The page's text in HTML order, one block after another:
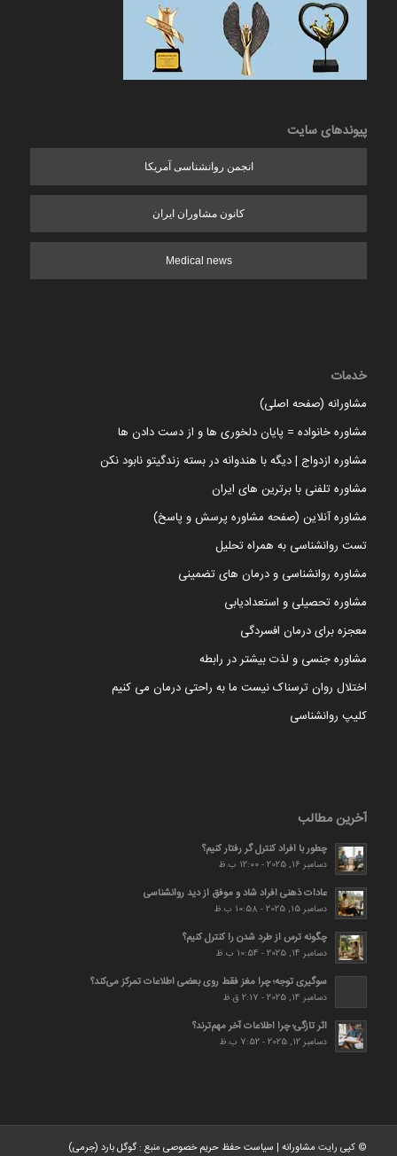
پیوندهای سایت
انجمن روانشناسی آمریکا
کانون مشاوران ایران
Medical news
خدمات
مشاورانه (صفحه اصلی)
مشاوره خانواده = پایان دلخوری ها و از دست دادن ها
مشاوره ازدواج | دیگه با هندوانه در بسته زندگیتو نابود نکن
مشاوره تلفنی با برترین های ایران
مشاوره آنلاین (صفحه مشاوره پرسش و پاسخ)
تست روانشناسی به همراه تحلیل
مشاوره روانشناسی و درمان های تضمینی
مشاوره تحصیلی و استعدادیابی
معجزه برای درمان افسردگی
مشاوره جنسی و لذت بیشتر در رابطه
اختلال روان ترسناک نیست ما به راحتی درمان می کنیم
کلیپ روانشناسی
آخرین مطالب
چطور با افراد کنترل گر رفتار کنیم؟
دسامبر 16, 2025 - 12:00 ب.ظ
عادات ذهنی افراد شاد و موفق از دید روانشناسی
دسامبر 15, 2025 - 10:58 ب.ظ
چگونه ترس از طرد شدن را کنترل کنیم؟
دسامبر 14, 2025 - 10:54 ب.ظ
سوگیری توجه؛ چرا مغز فقط روی بعضی اطلاعات تمرکز می‌کند؟
دسامبر 14, 2025 - 2:17 ق.ظ
اثر تازگی؛ چرا اطلاعات آخر مهم‌ترند؟
دسامبر 12, 2025 - 7:52 ب.ظ
© کپی رایت مشاورانه| سیاست حفظ حریم خصوصیمنبع :گوگل بارد (جرمی)